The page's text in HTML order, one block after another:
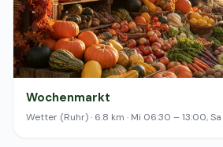
Wochenmarkt
Wetter (Ruhr) · 6.8 km · Mi 06:30 – 13:00,